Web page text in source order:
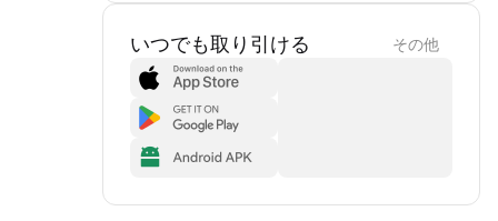
いつでも取り引ける その他